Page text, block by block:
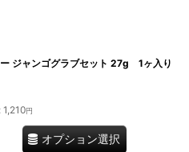
ジャンゴグラブセット 27g 1ヶ入り
: 1,210円
オプション選択